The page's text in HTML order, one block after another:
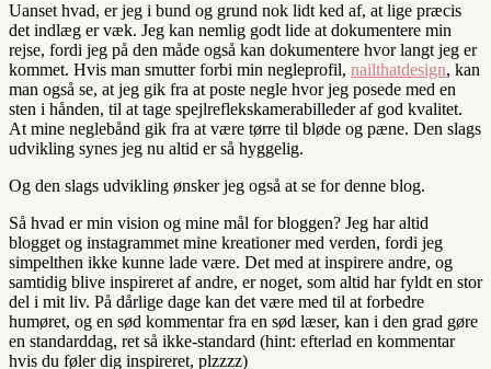
Uanset hvad, er jeg i bund og grund nok lidt ked af, at lige præcis
det indlæg er væk. Jeg kan nemlig godt lide at dokumentere min
rejse, fordi jeg på den måde også kan dokumentere hvor langt jeg er
kommet. Hvis man smutter forbi min negleprofil, nailthatdesign, kan
man også se, at jeg gik fra at poste negle hvor jeg posede med en
sten i hånden, til at tage spejlreflekskamerabilleder af god kvalitet.
At mine neglebånd gik fra at være tørre til bløde og pæne. Den slags
udvikling synes jeg nu altid er så hyggelig.
Og den slags udvikling ønsker jeg også at se for denne blog.
Så hvad er min vision og mine mål for bloggen? Jeg har altid
blogget og instagrammet mine kreationer med verden, fordi jeg
simpelthen ikke kunne lade være. Det med at inspirere andre, og
samtidig blive inspireret af andre, er noget, som altid har fyldt en stor
del i mit liv. På dårlige dage kan det være med til at forbedre
humøret, og en sød kommentar fra en sød læser, kan i den grad gøre
en standarddag, ret så ikke-standard (hint: efterlad en kommentar
hvis du føler dig inspireret, plzzzz)